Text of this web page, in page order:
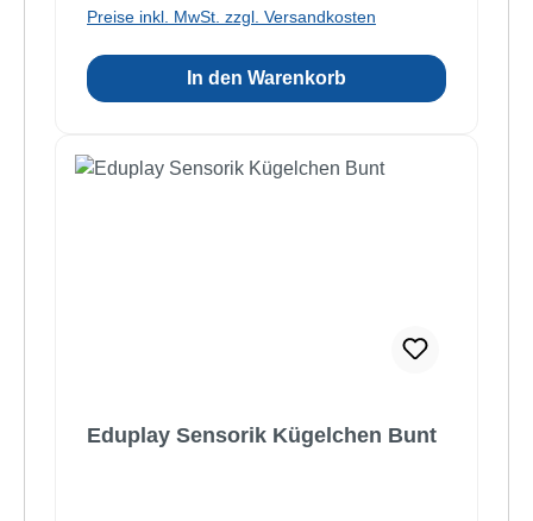
Preise inkl. MwSt. zzgl. Versandkosten
In den Warenkorb
Eduplay Sensorik Kügelchen Bunt